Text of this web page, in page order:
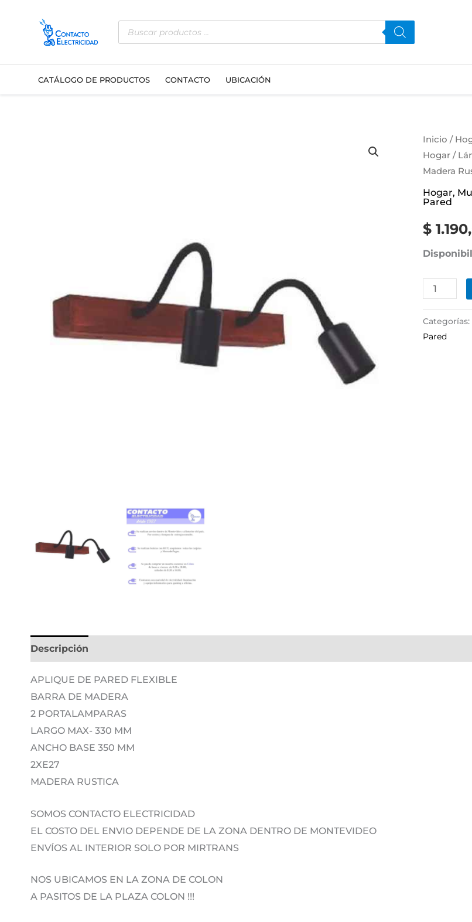
contenido
Búsqueda
de
productos
CATÁLOGO DE PRODUCTOS CONTACTO UBICACIÓN
Inicio /
Hogar/
Madera
Hogar,
Pared
$
Aplique
De
Pared
Flexible
2
Luces
De
Madera
Rustico
cantidad
Categorías:
Pared
Descripción
APLIQUE DE PARED FLEXIBLE
BARRA DE MADERA
2 PORTALAMPARAS
LARGO MAX- 330 MM
ANCHO BASE 350 MM
2XE27
MADERA RUSTICA
SOMOS CONTACTO ELECTRICIDAD
EL COSTO DEL ENVIO DEPENDE DE LA ZONA DENTRO DE MONTEVIDEO
ENVÍOS AL INTERIOR SOLO POR MIRTRANS
NOS UBICAMOS EN LA ZONA DE COLON
A PASITOS DE LA PLAZA COLON !!!